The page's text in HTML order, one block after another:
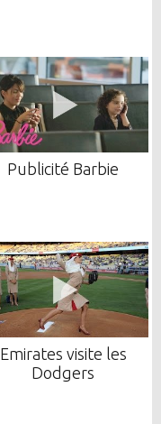
Publicité Barbie
Emirates visite les
Dodgers